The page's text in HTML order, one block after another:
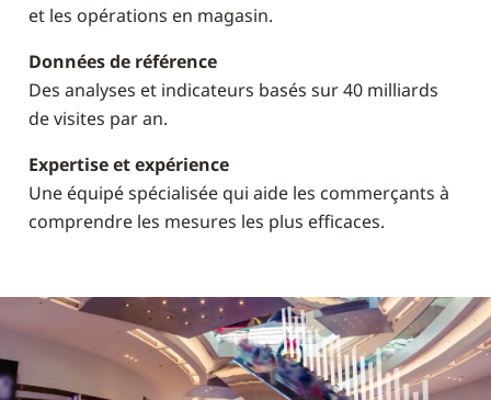
et les opérations en magasin.
Données de référence
Des analyses et indicateurs basés sur 40 milliards
de visites par an.
Expertise et expérience
Une équipé spécialisée qui aide les commerçants à
comprendre les mesures les plus efficaces.